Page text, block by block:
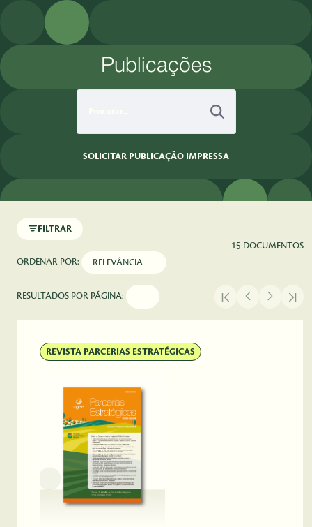
Pular para o Conteúdo principal
Publicações
SOLICITAR PUBLICAÇÃO IMPRESSA
FILTRAR
15 DOCUMENTOS
ORDENAR POR:
RESULTADOS POR PÁGINA:
REVISTA PARCERIAS ESTRATÉGICAS